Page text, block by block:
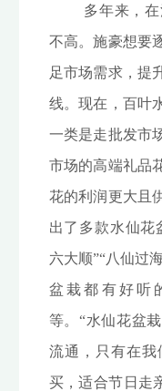
多年来，
不高。施豪想要
足市场需求，提
线。现在，百叶
一类是走批发市
市场的高端礼品
花的利润更大且
出了多款水仙花
六大顺”“八仙过
盆栽都有好听
等。“水仙花盆
流通，只有在
买，适合节日走